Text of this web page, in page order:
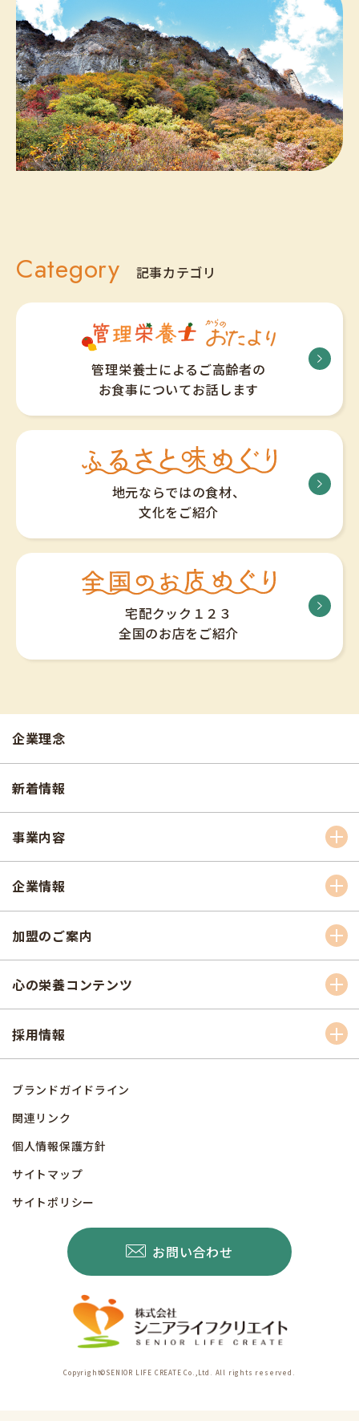
Category 記事カテゴリ
管理栄養士によるご高齢者の
お食事についてお話します
地元ならではの食材、
文化をご紹介
宅配クック１２３
全国のお店をご紹介
企業理念
新着情報
事業内容
企業情報
加盟のご案内
心の栄養コンテンツ
採用情報
ブランドガイドライン
関連リンク
個人情報保護方針
サイトマップ
サイトポリシー
お問い合わせ
Copyright©SENIOR LIFE CREATE Co.,Ltd. All rights reserved.